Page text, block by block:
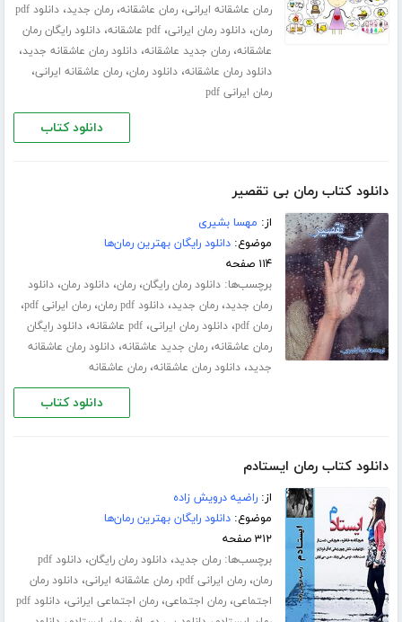
رمان عاشقانه ایرانی،رمان عاشقانه،رمان جدید،
دانلود pdf
رمان،دانلود رمان ایرانی،pdf عاشقانه ،دانلود رایگان رمان
عاشقانه،رمان جدید عاشقانه،دانلود رمان عاشقانه جدید،
دانلود رمان عاشقانه،دانلود رمان،رمان عاشقانه ایرانی،
رمان ایرانی pdf
دانلود کتاب
دانلود کتاب رمان بی تقصیر
از: مهسا بشیری
موضوع:دانلود رایگان بهترین رمان‌ها
۱۱۴ صفحه
برچسب‌ها:دانلود رمان رایگان،رمان،دانلود رمان،دانلود
رمان جدید،رمان جدید،دانلود pdf رمان ،رمان ایرانی pdf ،
رمان pdf ،دانلود رمان ایرانی،pdf عاشقانه ،دانلود رایگان
رمان عاشقانه،رمان جدید عاشقانه،دانلود رمان عاشقانه
جدید،دانلود رمان عاشقانه،رمان عاشقانه
دانلود کتاب
دانلود کتاب رمان ایستادم
از:راضیه درویش زاده
موضوع:دانلود رایگان بهترین رمان‌ها
۳۱۲ صفحه
برچسب‌ها:رمان جدید،دانلود رمان رایگان،
دانلود pdf
رمان،رمان ایرانی pdf ،رمان عاشقانه ایرانی،دانلود رمان
اجتماعی،رمان اجتماعی،رمان اجتماعی ایرانی،
دانلود pdf